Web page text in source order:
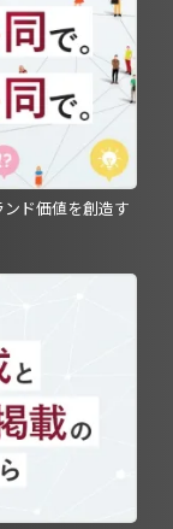
ンド価値を創造す